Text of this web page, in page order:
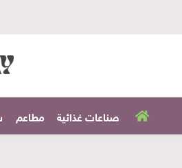
صناعات غذائية مطاعم